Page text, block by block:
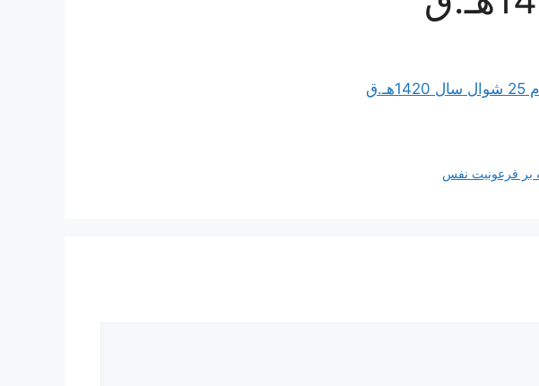
بر فرعونیت نفس